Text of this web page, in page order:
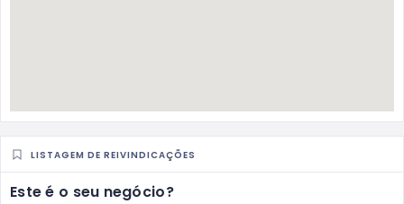
LISTAGEM DE REIVINDICAÇÕES
Este é o seu negócio?